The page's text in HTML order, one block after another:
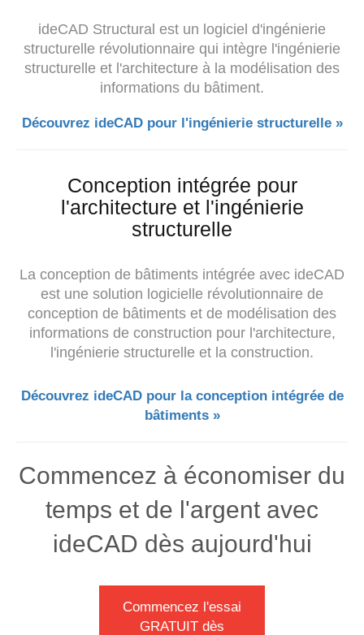
ideCAD Structural est un logiciel d'ingénierie
structurelle révolutionnaire qui intègre l'ingénierie
structurelle et l'architecture à la modélisation des
informations du bâtiment.
Découvrez ideCAD pour l'ingénierie structurelle »
Conception intégrée pour
l'architecture et l'ingénierie
structurelle
La conception de bâtiments intégrée avec ideCAD
est une solution logicielle révolutionnaire de
conception de bâtiments et de modélisation des
informations de construction pour l'architecture,
l'ingénierie structurelle et la construction.
Découvrez ideCAD pour la conception intégrée de
bâtiments »
Commencez à économiser du
temps et de l'argent avec
ideCAD dès aujourd'hui
Commencez l'essai
GRATUIT dès